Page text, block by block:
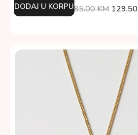
185.00KM 129.50
DODAJ U KORPU